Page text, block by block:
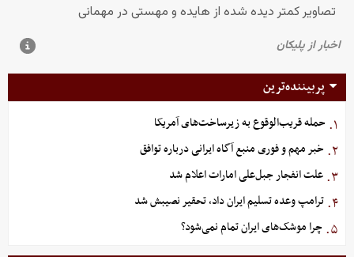
پربیننده‌ترین
۱. حمله قریب‌الوقوع به زیرساخت‌های آمریکا
۲. خبر مهم و فوری منبع آگاه ایرانی درباره توافق
۳. علت انفجار جبل‌علی امارات اعلام شد
۴. ترامپ وعده تسلیم ایران داد، تحقیر نصیبش شد
۵. چرا موشک‌های ایران تمام نمی‌شود؟